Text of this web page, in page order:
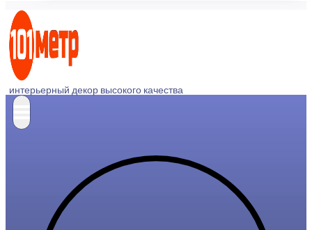
интерьерный декор высокого качества